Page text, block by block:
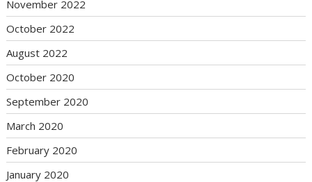
November 2022
October 2022
August 2022
October 2020
September 2020
March 2020
February 2020
January 2020